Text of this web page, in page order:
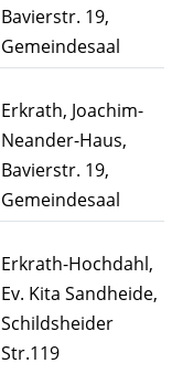
Bavierstr. 19,
Gemeindesaal
Erkrath, Joachim-
Neander-Haus,
Bavierstr. 19,
Gemeindesaal
Erkrath-Hochdahl,
Ev. Kita Sandheide,
Schildsheider
Str.119